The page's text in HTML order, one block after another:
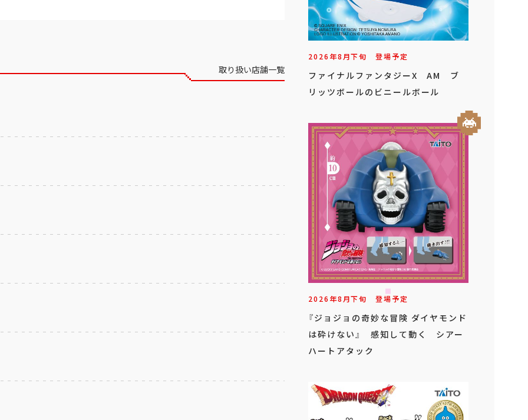
取り扱い店舗一覧
2026年8月下旬 登場予定
ファイナルファンタジーX AM ブ
リッツボールのビニールボール
2026年8月下旬 登場予定
『ジョジョの奇妙な冒険 ダイヤモンド
は砕けない』 感知して動く シアー
ハートアタック